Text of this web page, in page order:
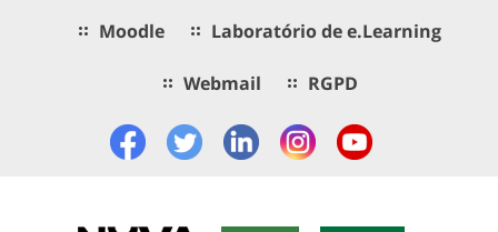
Moodle Laboratório de e.Learning
Webmail RGPD